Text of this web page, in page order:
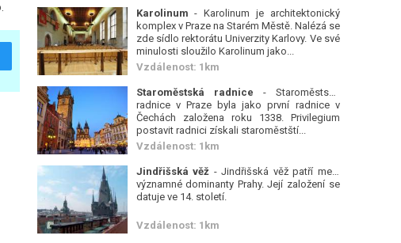
Karolinum - Karolinum je architektonický
komplex v Praze na Starém Městě. Nalézá se
zde sídlo rektorátu Univerzity Karlovy. Ve své
minulosti sloužilo Karolinum jako...
Vzdálenost: 1km
Staroměstská radnice - Staroměstská
radnice v Praze byla jako první radnice v
Čechách založena roku 1338. Privilegium
postavit radnici získali staroměstští...
Vzdálenost: 1km
Jindřišská věž - Jindřišská věž patří mezi
významné dominanty Prahy. Její založení se
datuje ve 14. století.
Vzdálenost: 1km